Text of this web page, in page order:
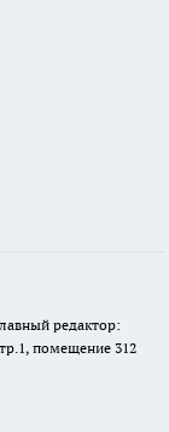
редактор:
помещение 312